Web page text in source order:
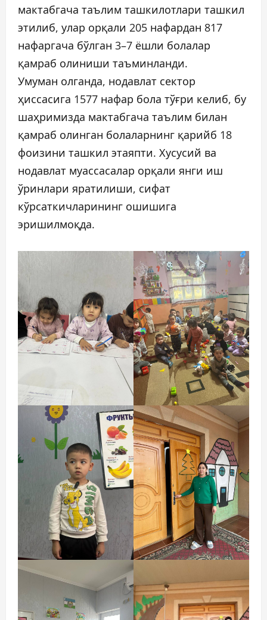
мактабгача таълим ташкилотлари ташкил
этилиб, улар орқали 205 нафардан 817
нафаргача бўлган 3–7 ёшли болалар
қамраб олиниши таъминланди.
Умуман олганда, нодавлат сектор
ҳиссасига 1577 нафар бола тўғри келиб, бу
шаҳримизда мактабгача таълим билан
қамраб олинган болаларнинг қарийб 18
фоизини ташкил этаяпти. Хусусий ва
нодавлат муассасалар орқали янги иш
ўринлари яратилиши, сифат
кўрсаткичларининг ошишига
эришилмоқда.